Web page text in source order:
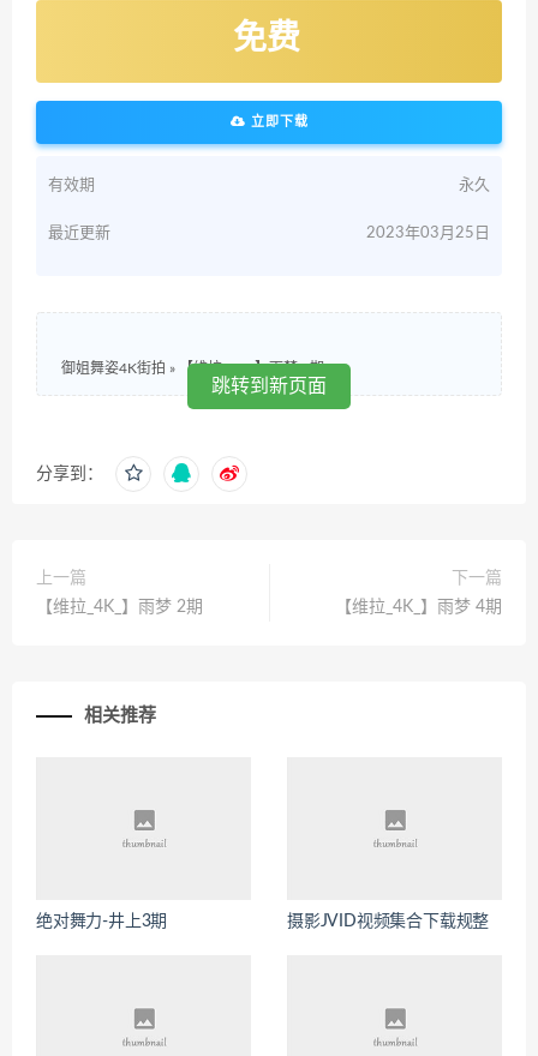
免费
立即下载
有效期 永久
最近更新 2023年03月25日
御姐舞姿4K街拍 » 【维拉_4K_】雨梦 3期
分享到：
上一篇
【维拉_4K_】雨梦 2期
下一篇
【维拉_4K_】雨梦 4期
相关推荐
绝对舞力-井上3期 摄影JVID视频集合下载规整
跳转到新页面